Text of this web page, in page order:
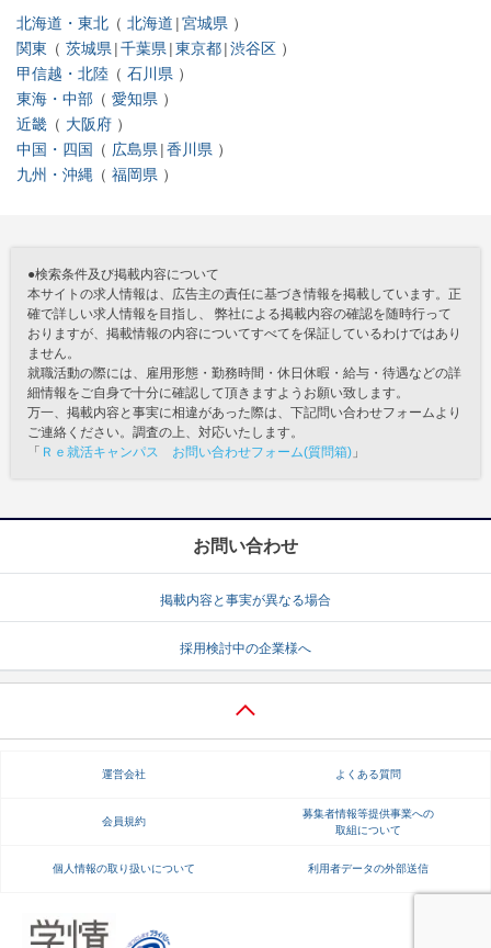
北海道・東北 北海道 宮城県
関東
茨城県 千葉県 東京都 渋谷区
甲信越・北陸
石川県
東海・中部
愛知県
近畿
大阪府
中国・四国
広島県 香川県
九州・沖縄
福岡県
●検索条件及び掲載内容について
本サイトの求人情報は、広告主の責任に基づき情報を掲載しています。正
確で詳しい求人情報を目指し、 弊社による掲載内容の確認を随時行って
おりますが、掲載情報の内容についてすべてを保証しているわけではあり
ません。
就職活動の際には、雇用形態・勤務時間・休日休暇・給与・待遇などの詳
細情報をご自身で十分に確認して頂きますようお願い致します。
万一、掲載内容と事実に相違があった際は、下記問い合わせフォームより
ご連絡ください。調査の上、対応いたします。
「 Ｒｅ就活キャンパス お問い合わせフォーム(質問箱) 」
お問い合わせ
掲載内容と事実が異なる場合
採用検討中の企業様へ
運営会社 よくある質問
会員規約
募集者情報等提供事業への
取組について
個人情報の取り扱いについて 利用者データの外部送信